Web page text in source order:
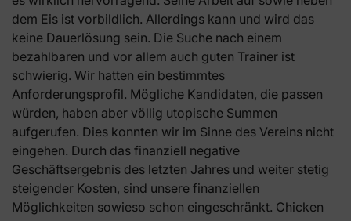
dem Eis ist vorbildlich. Allerdings kann und wird das
keine Dauerlösung sein. Die Suche nach einem
bezahlbaren und vor allem auch guten Trainer ist
schwierig. Wir hatten ein bestimmtes
Anforderungsprofil. Mögliche Kandidaten, die passen
würden, haben aber völlig utopische Summen
aufgerufen. Dies konnten wir im Sinne des Vereins nicht
eingehen. Durch das finanziell negative
Geschäftsergebnis des letzten Jahres und weiter stetig
steigender Kosten, sind unsere finanziellen
Möglichkeiten sowieso schon eingeschränkt. Chicken